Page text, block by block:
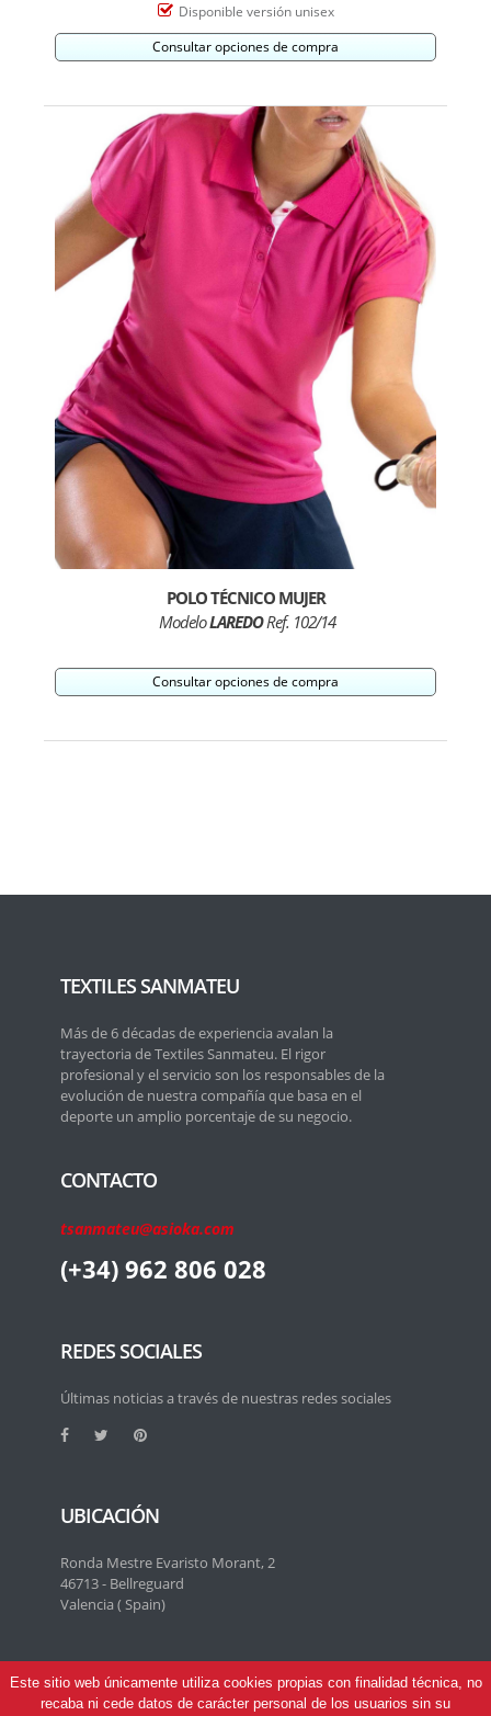
Este sitio web únicamente utiliza cookies propias con finalidad técnica, no
recaba ni cede datos de carácter personal de los usuarios sin su
Disponible versión unisex
Consultar opciones de compra
POLO TÉCNICO MUJER
ModeloLAREDORef. 102/14
Consultar opciones de compra
TEXTILES SANMATEU
Más de 6 décadas de experiencia avalan la
trayectoria de Textiles Sanmateu. El rigor
profesional y el servicio son los responsables de la
evolución de nuestra compañía que basa en el
deporte un amplio porcentaje de su negocio.
CONTACTO
tsanmateu@asioka.com
(+34) 962 806 028
REDES SOCIALES
Últimas noticias a través de nuestras redes sociales
UBICACIÓN
Ronda Mestre Evaristo Morant, 2
46713 - Bellreguard
Valencia ( Spain)